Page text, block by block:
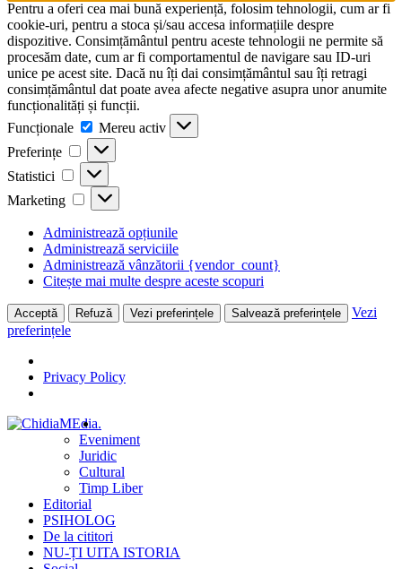
Pentru a oferi cea mai bună experiență, folosim tehnologii, cum ar fi
cookie-uri, pentru a stoca și/sau accesa informațiile despre
dispozitive. Consimțământul pentru aceste tehnologii ne permite să
procesăm date, cum ar fi comportamentul de navigare sau ID-uri
unice pe acest site. Dacă nu îți dai consimțământul sau îți retragi
consimțământul dat poate avea afecte negative asupra unor anumite
funcționalități și funcții.
Funcționale
Funcționale
Mereu activ
Preferințe
Preferințe
Statistici Statistici
Marketing Marketing
Administrează opțiunile
Administrează serviciile
Administrează vânzătorii {vendor_count}
Citește mai multe despre aceste scopuri
Acceptă Refuză Vezi preferințele Salvează preferințele
Vezi
preferințele
Privacy Policy
Skip
.
Eveniment
Juridic
Cultural
Timp Liber
Editorial
PSIHOLOG
De la cititori
NU-ȚI UITA ISTORIA